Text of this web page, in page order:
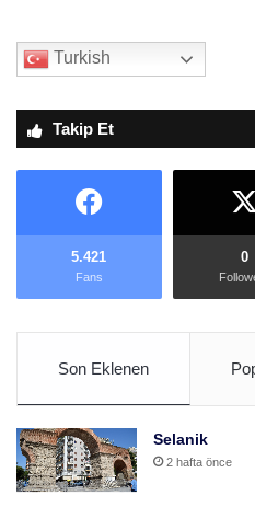
Turkish
Takip Et
5.421
Fans
0
Son Eklenen
Selanik
2 hafta önce